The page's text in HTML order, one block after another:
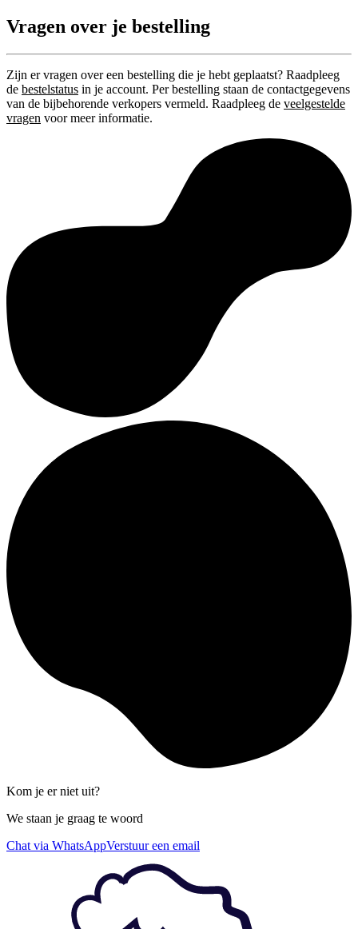
Vragen over je bestelling
Zijn er vragen over een bestelling die je hebt geplaatst? Raadpleeg
de bestelstatus in je account. Per bestelling staan de contactgegevens
van de bijbehorende verkopers vermeld. Raadpleeg de veelgestelde
vragen voor meer informatie.
Kom je er niet uit?
We staan je graag te woord
Chat via WhatsAppVerstuur een email